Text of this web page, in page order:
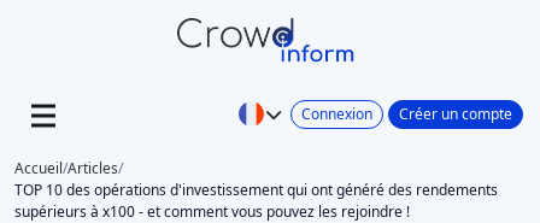
Connexion Créer un compte
Accueil/Articles/
TOP 10 des opérations d'investissement qui ont généré des rendements
supérieurs à x100 - et comment vous pouvez les rejoindre !